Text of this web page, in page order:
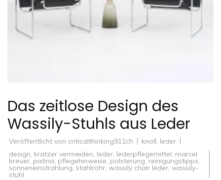
Das zeitlose Design des
Wassily-Stuhls aus Leder
Veröffentlicht von criticalthinking911ch knoll, leder
design, kratzer vermeiden, leder, lederpflegemittel, marcel
breuer, patina, pflegehinweise, polsterung,reinigungstipps,
sonneneinstrahlung, stahlrohr, wassily chair leder, wassily-
stuhl